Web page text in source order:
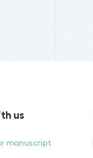
us
manuscript